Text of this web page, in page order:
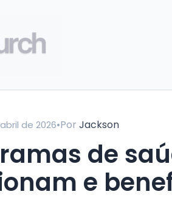
de 2026•Por Jackson
de
e